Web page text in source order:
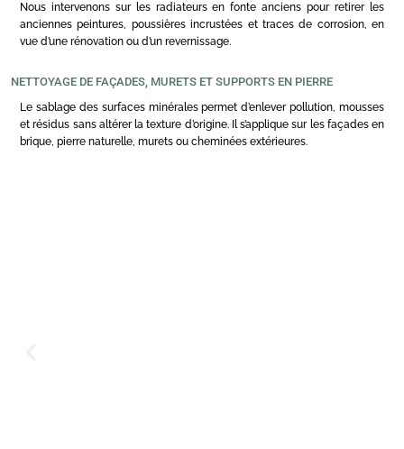
Nous intervenons sur les radiateurs en fonte anciens pour retirer les
anciennes peintures, poussières incrustées et traces de corrosion, en
vue d’une rénovation ou d’un revernissage.
NETTOYAGE DE FAÇADES, MURETS ET SUPPORTS EN PIERRE
Le sablage des surfaces minérales permet d’enlever pollution, mousses
et résidus sans altérer la texture d’origine. Il s’applique sur les façades en
brique, pierre naturelle, murets ou cheminées extérieures.